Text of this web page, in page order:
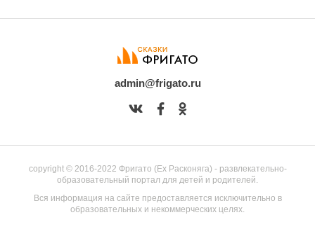
admin@frigato.ru
copyright © 2016-2022 Фригато (Ex Расконяга) - развлекательно-
образовательный портал для детей и родителей.
Вся информация на сайте предоставляется исключительно в
образовательных и некоммерческих целях.